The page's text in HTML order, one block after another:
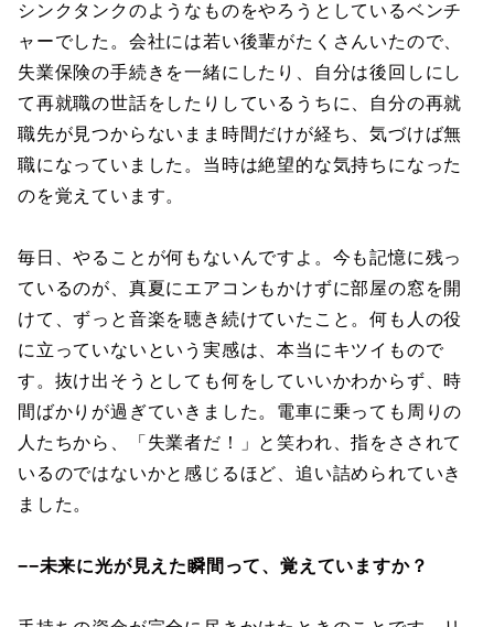
シンクタンクのようなものをやろうとしているベンチ
ャーでした。会社には若い後輩がたくさんいたので、
失業保険の手続きを一緒にしたり、自分は後回しにし
て再就職の世話をしたりしているうちに、自分の再就
職先が見つからないまま時間だけが経ち、気づけば無
職になっていました。当時は絶望的な気持ちになった
のを覚えています。
毎日、やることが何もないんですよ。今も記憶に残っ
ているのが、真夏にエアコンもかけずに部屋の窓を開
けて、ずっと音楽を聴き続けていたこと。何も人の役
に立っていないという実感は、本当にキツイもので
す。抜け出そうとしても何をしていいかわからず、時
間ばかりが過ぎていきました。電車に乗っても周りの
人たちから、「失業者だ！」と笑われ、指をさされて
いるのではないかと感じるほど、追い詰められていき
ました。
−−未来に光が見えた瞬間って、覚えていますか？